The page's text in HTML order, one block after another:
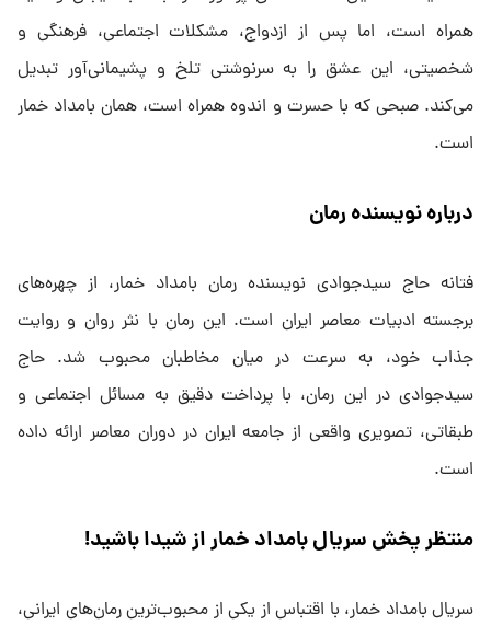
همراه است، اما پس از ازدواج، مشکلات اجتماعی، فرهنگی و
شخصیتی، این عشق را به سرنوشتی تلخ و پشیمانی‌آور تبدیل
می‌کند. صبحی که با حسرت و اندوه همراه است، همان بامداد خمار
است.
درباره نویسنده رمان
فتانه حاج سیدجوادی نویسنده رمان بامداد خمار، از چهره‌های
برجسته ادبیات معاصر ایران است. این رمان با نثر روان و روایت
جذاب خود، به سرعت در میان مخاطبان محبوب شد. حاج
سیدجوادی در این رمان، با پرداخت دقیق به مسائل اجتماعی و
طبقاتی، تصویری واقعی از جامعه ایران در دوران معاصر ارائه داده
است.
منتظر پخش سریال بامداد خمار از شیدا باشید!
سریال بامداد خمار، با اقتباس از یکی از محبوب‌ترین رمان‌های ایرانی،